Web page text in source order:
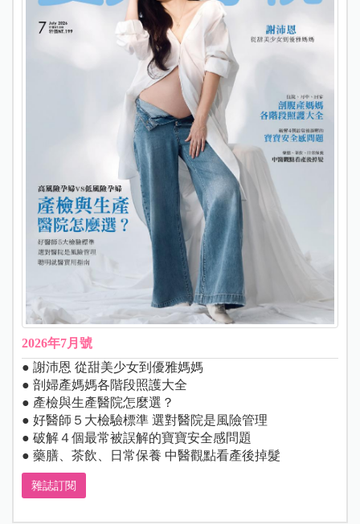
2026年7月號
● 謝沛恩 從甜美少女到優雅媽媽
● 剖婦產媽媽各階段照護大全
● 產檢與生產醫院怎麼選？
● 好醫師５大檢驗標準 選對醫院是風險管理
● 破解４個最常被誤解的寶寶安全感問題
● 藥膳、茶飲、日常保養 中醫觀點看產後掉髮
雜誌訂閱